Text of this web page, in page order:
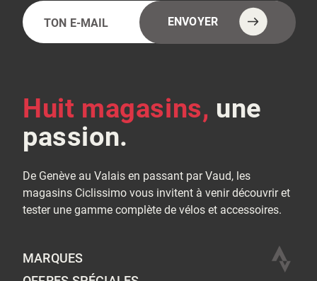
E-
mail
(Nécessaire)
ENVOYER
Alternative:
Huit magasins, une
passion.
De Genève au Valais en passant par Vaud, les
magasins Ciclissimo vous invitent à venir découvrir et
tester une gamme complète de vélos et accessoires.
MARQUES